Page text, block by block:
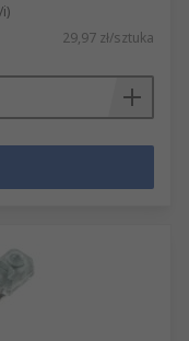
29,97 zł/sztuka